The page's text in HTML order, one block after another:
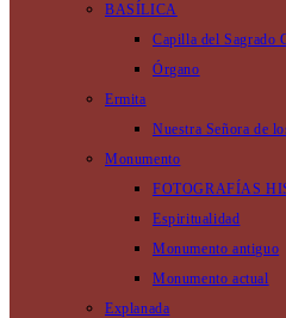
BASÍLICA
Capilla del Sagrado
Órgano
Ermita
Nuestra Señora de
Monumento
FOTOGRAFÍAS
Espiritualidad
Monumento antiguo
Monumento actual
Explanada